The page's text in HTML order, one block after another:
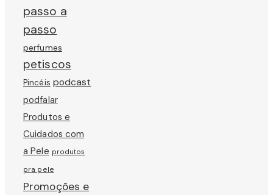
passo a
passo
perfumes
petiscos
Pincéis podcast
podfalar
Produtos e
Cuidados com
a Pele produtos
pra pele
Promoções e